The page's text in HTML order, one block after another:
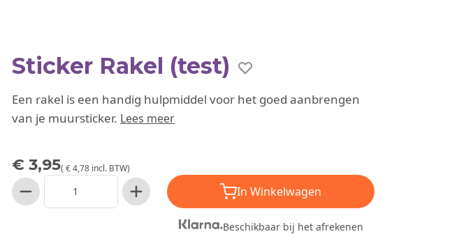
Sticker Rakel (test)
Een rakel is een handig hulpmiddel voor het goed aanbrengen
van je muursticker. Lees meer
€ 3,95( € 4,78 incl. BTW)
Aantal
In Winkelwagen
Beschikbaar bij het afrekenen